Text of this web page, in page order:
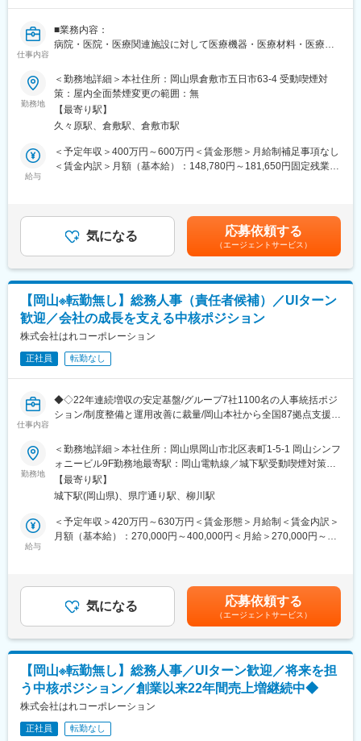
さまざまな商品やサービスの提供を通じて岡山エリアに住まう
人々の健康と福祉を支えております。
現場のニーズに応え続けるために、国内外を問わない数多くのメ
ーカーの医療器械や理化学機器、介護用品、健康器機の販売を手
高齢者向け住宅の改修工事や介護保険対応のレンタル事業、ドク
ターの開業支援コンサルなども行なっております。
仕事内容
■業務内容：
病院・医院・医療関連施設に対して医療機器・医療材料・医療設
務内容は以下になります。
・商品のPR営業業務
・医療現場への納品業務
・手術室等、臨床現場での症例物品や機械の打合せ
・医療機器の修理対応
※担当エリアは岡山県内（倉敷市内中心、社用車使用あり）となり
ます。
なります。同社の扱う商品を使用頂いた分の補充をして頂くイメ
ージです。飛込み営業等はなく、お得意先と長期的な関係を築い
す。本来の業務ではない物品管理業務から看護職員を開放し、使
用期限切れ、過剰在庫などを防ぎ、必要な医療材料を必要な時、
必要なだけ使える環境を整える業務を同社で代行するべく、物品
管理業務（SPD）の提案を行って頂きます。
■当社の特徴：
1958年創業以来、当社は医療機器や福祉用具の専門商社として、
さまざまな商品やサービスの提供を通じて岡山エリアに住まう
人々の健康と福祉を支えております。
現場のニーズに応え続けるために、国内外を問わない数多くのメ
ーカーの医療器械や理化学機器、介護用品、健康器機の販売を手
高齢者向け住宅の改修工事や介護保険対応のレンタル事業、ドク
ターの開業支援コンサルなども行なっております。
勤務地
＜勤務地詳細＞本社住所：岡山県倉敷市五日市63-4 受動喫煙対
策：屋内全面禁煙変更の範囲：無
【最寄り駅】
久々原駅、倉敷駅、倉敷市駅
給与
＜予定年収＞400万円～600万円＜賃金形態＞月給制補足事項なし
＜賃金内訳＞月額（基本給）：148,780円～181,650円固定残業手
＞■昇給：年1回（4月）■賞与：年2回（6月・12月）賃金はあくま
でも目安の金額であり、選考を通じて上下する可能性がありま
す。月給(月額)は固定手当を含めた表記です。
気になる 応募依頼する
（エージェントサービス）
【岡山※転勤無し】総務人事（責任者候補）／UIターン
歓迎／会社の成長を支える中核ポジション
株式会社はれコーポレーション
正社員 転勤なし
仕事内容
◆◇22年連続増収の安定基盤/グループ7社1100名の人事統括ポジ
ション/制度整備と運用改善に裁量/岡山本社から全国87拠点支援/
■ミッション◎
売上300億円を目標に、社員数3,000人を見据えて、グループ7法
人の総務人事責任者候補として、組織体制の見直し・強化を行っ
ていただきます。
■業務内容
業務改善のためのシステム導入、組織運営、メンバーマネジメン
ト、
その他、人事管理、社会保険手続き、給与計算等の総務人事業務
■グループの特徴：
・岡山シンフォニービルが本社です。
・東北から九州まで全国87か所の事業所。
・景気に左右されないストックビジネスで創業以来22年間売上増
を継続中
・売り上げ105億円／社員数約1,100名
勤務地
＜勤務地詳細＞本社住所：岡山県岡山市北区表町1-5-1 岡山シンフ
ォニービル9F勤務地最寄駅：岡山電軌線／城下駅受動喫煙対策：
屋内喫煙可能場所あり変更の範囲：会社の定める事業所
【最寄り駅】
城下駅(岡山県)、県庁通り駅、柳川駅
給与
＜予定年収＞420万円～630万円＜賃金形態＞月給制＜賃金内訳＞
月額（基本給）：270,000円～400,000円＜月給＞270,000円～
気になる 応募依頼する
（エージェントサービス）
【岡山※転勤無し】総務人事／UIターン歓迎／将来を担
う中核ポジション／創業以来22年間売上増継続中◆
株式会社はれコーポレーション
正社員 転勤なし